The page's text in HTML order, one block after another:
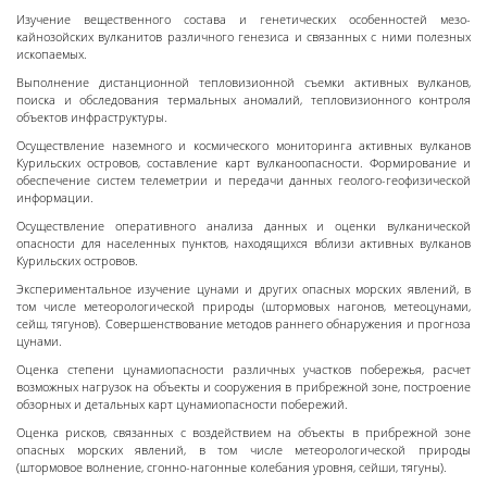
Изучение вещественного состава и генетических особенностей мезо-
кайнозойских вулканитов различного генезиса и связанных с ними полезных
ископаемых.
Выполнение дистанционной тепловизионной съемки активных вулканов,
поиска и обследования термальных аномалий, тепловизионного контроля
объектов инфраструктуры.
Осуществление наземного и космического мониторинга активных вулканов
Курильских островов, составление карт вулканоопасности. Формирование и
обеспечение систем телеметрии и передачи данных геолого-геофизической
информации.
Осуществление оперативного анализа данных и оценки вулканической
опасности для населенных пунктов, находящихся вблизи активных вулканов
Курильских островов.
Экспериментальное изучение цунами и других опасных морских явлений, в
том числе метеорологической природы (штормовых нагонов, метеоцунами,
сейш, тягунов). Совершенствование методов раннего обнаружения и прогноза
цунами.
Оценка степени цунамиопасности различных участков побережья, расчет
возможных нагрузок на объекты и сооружения в прибрежной зоне, построение
обзорных и детальных карт цунамиопасности побережий.
Оценка рисков, связанных с воздействием на объекты в прибрежной зоне
опасных морских явлений, в том числе метеорологической природы
(штормовое волнение, сгонно-нагонные колебания уровня, сейши, тягуны).